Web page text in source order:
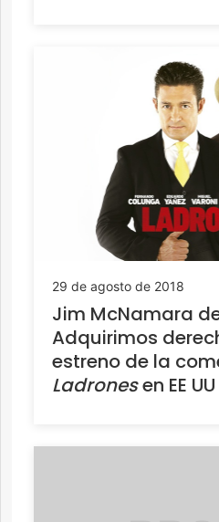
29 de agosto de 2018
Jim McNamara
Adquirimos
estreno de la
Ladronesen EE UU